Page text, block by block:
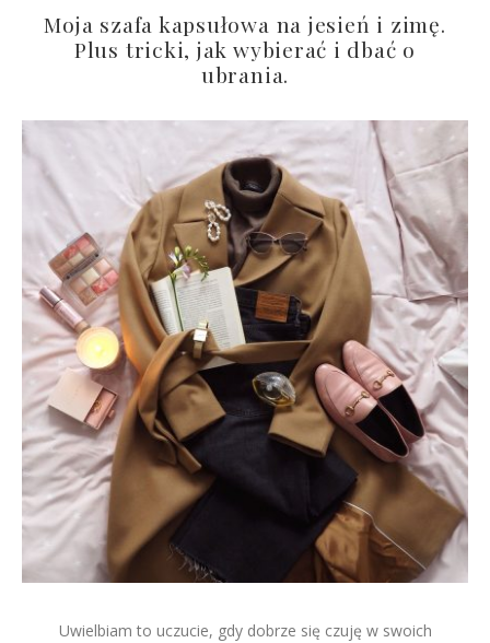
Moja szafa kapsułowa na jesień i zimę.
Plus tricki, jak wybierać i dbać o
ubrania.
Uwielbiam to uczucie, gdy dobrze się czuję w swoich